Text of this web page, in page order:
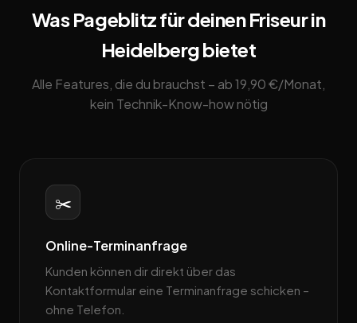
Was Pageblitz für deinen Friseur in
Heidelberg bietet
Alle Features, die du brauchst – ab 19,90 €/Monat,
kein Technik-Know-how nötig
✂️
Online-Terminanfrage
Kunden können dir direkt über das
Kontaktformular eine Terminanfrage schicken –
ohne Telefon.